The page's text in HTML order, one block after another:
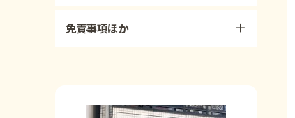
免責事項ほか